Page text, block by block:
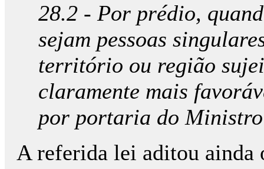
28.2 - Por prédio,
sejam pessoas
território ou região
claramente mais
por portaria do
A referida lei aditou ainda